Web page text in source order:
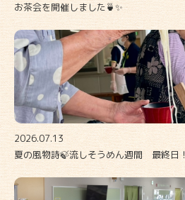
お茶会を開催しました🍵✨
2026.07.13
夏の風物詩🍃流しそうめん週間 最終日！